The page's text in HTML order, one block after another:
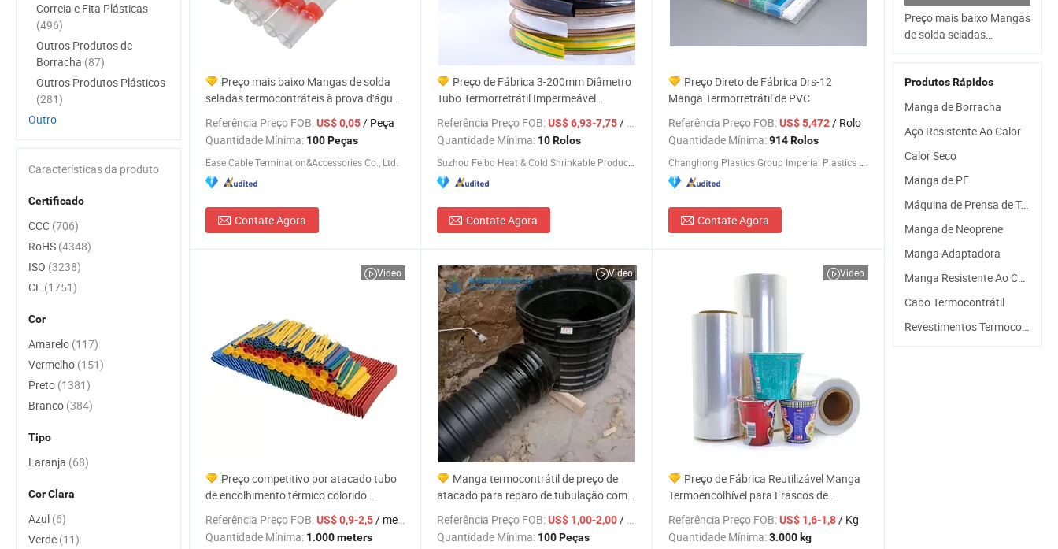
Preço mais baixo Mangas de solda
seladas termocontráteis à prova d'água
na cor vermelha
Referência Preço FOB:US$ 0,05/ Peça
Quantidade Mínima: 100 Peças
Ease Cable Termination&Accessories Co., Ltd.
Contate Agora
Preço de Fábrica 3-200mm Diâmetro
Tubo Termorretrátil Impermeável
Mangas Termorretráteis Personalizadas
Referência Preço FOB:US$ 6,93-7,75/ Rolo
Quantidade Mínima: 10 Rolos
Suzhou Feibo Heat & Cold Shrinkable Products Co., Ltd.
Contate Agora
Preço Direto de Fábrica Drs-12
Manga Termorretrátil de PVC
Referência Preço FOB:US$ 5,472/ Rolo
Quantidade Mínima:914 Rolos
Contate Agora
Video
Preço competitivo por atacado tubo
de encolhimento térmico colorido
antiderrapante
Referência Preço FOB:US$ 0,9-2,5/ meters
Quantidade Mínima: 1.000 meters
Video
Manga termocontrátil de preço de
atacado para reparo de tubulação com
revestimento anticorrosivo
Referência Preço FOB:US$ 1,00-2,00/ Peça
Quantidade Mínima: 100 Peças
Video
Preço de Fábrica Reutilizável Manga
Termoencolhível para Frascos de
Shampoo
Referência Preço FOB:US$ 1,6-1,8/ Kg
Quantidade Mínima:3.000 kg
Preço mais baixo Mangas
de solda seladas
termocontráteis à prova
d'água na cor vermelha
Produtos Rápidos
Manga de Borracha
Aço Resistente Ao Calor
Calor Seco
Manga de PE
Máquina de Prensa de Transferência de Calor
Manga de Neoprene
Manga Adaptadora
Manga Resistente Ao Calor
Cabo Termocontrátil
Revestimentos Termocontráteis
Correia e Fita Plásticas
(496)
Outros Produtos de
Borracha (87)
Outros Produtos Plásticos
(281)
Outro
Características da produto
Certificado
CCC (706)
RoHS (4348)
ISO (3238)
CE (1751)
Cor
Amarelo (117)
Vermelho (151)
Preto (1381)
Branco (384)
Tipo
Laranja (68)
Cor Clara
Azul (6)
Verde (11)